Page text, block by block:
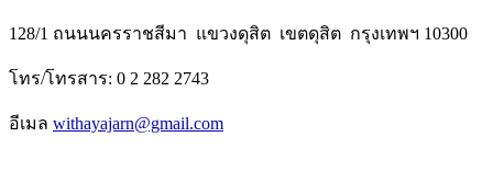
128/1 ถนนนครราชสีมา แขวงดุสิต เขตดุสิต กรุงเทพฯ 10300
โทร/โทรสาร: 0 2 282 2743
อีเมล withayajarn@gmail.com